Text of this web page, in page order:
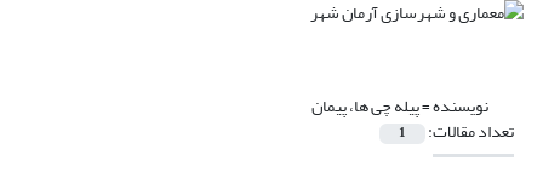
نویسنده =پیله چی ها، پیمان
تعداد مقالات: 1